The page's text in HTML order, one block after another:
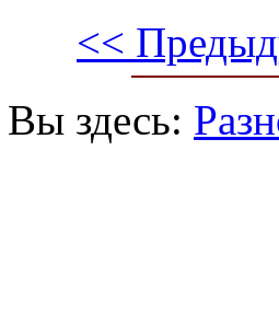
<<
Вы здесь: